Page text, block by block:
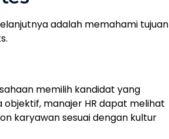
adalah memahami tujuan
memilih kandidat yang
objektif, manajer HR dapat melihat
karyawan sesuai dengan kultur